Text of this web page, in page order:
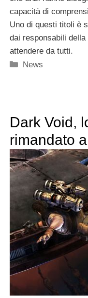
capacità di
Uno di questi titoli è
dai responsabili della
attendere da tutti.
Categorie
News
Dark Void,
rimandato